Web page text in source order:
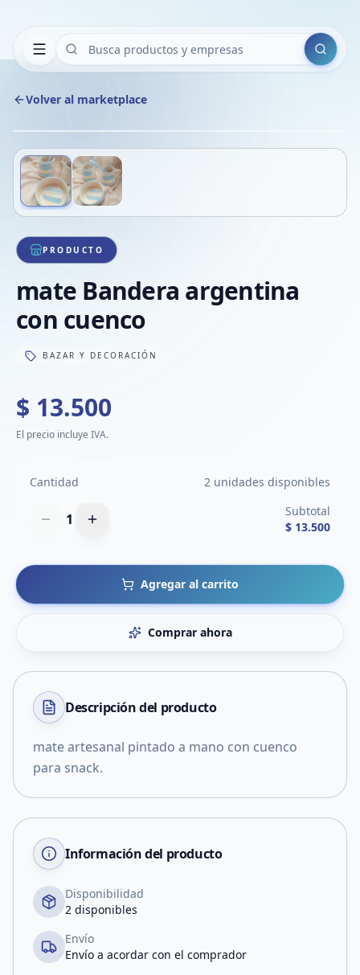
Buscar
Volver al marketplace
1/2
PRODUCTO
mate Bandera argentina
con cuenco
BAZAR Y DECORACIÓN
$ 13.500
El precio incluye IVA.
Cantidad 2 unidades disponibles
1
Subtotal
$ 13.500
Agregar al carrito
Comprar ahora
Descripción del producto
mate artesanal pintado a mano con cuenco
para snack.
Información del producto
Disponibilidad
2 disponibles
Envío
Envío a acordar con el comprador